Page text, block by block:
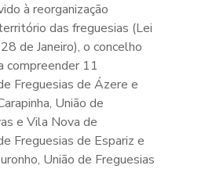
à reorganização
das freguesias (Lei
de Janeiro), o concelho
compreender 11
Freguesias de Ázere e
União de
e Vila Nova de
Freguesias de Espariz e
União de Freguesias